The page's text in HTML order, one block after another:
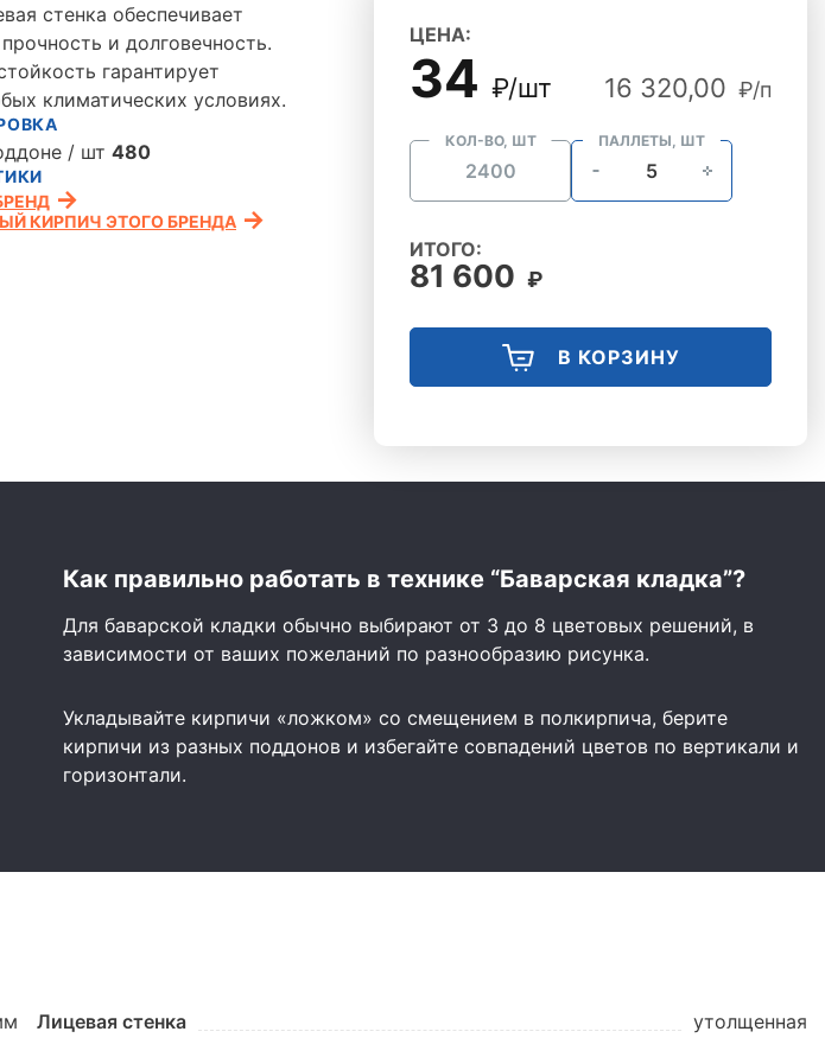
стенка обеспечивает
и долговечность.
гарантирует
климатических условиях.
/ шт 480
КИРПИЧ ЭТОГО БРЕНДА
ЦЕНА:
34 ₽/шт 16 320,00 ₽/п
КОЛ-ВО, ШТ ПАЛЛЕТЫ, ШТ
ИТОГО:
81 600 ₽
В КОРЗИНУ
Как правильно работать в технике “Баварская кладка”?
Для баварской кладки обычно выбирают от 3 до 8 цветовых решений, в
зависимости от ваших пожеланий по разнообразию рисунка.
Укладывайте кирпичи «ложком» со смещением в полкирпича, берите
кирпичи из разных поддонов и избегайте совпадений цветов по вертикали и
горизонтали.
Лицевая стенка утолщенная